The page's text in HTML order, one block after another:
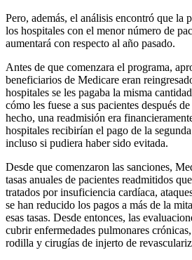
Pero, además, el análisis encontró que la
los hospitales con el menor número de
aumentará con respecto al año pasado.
Antes de que comenzara el programa,
beneficiarios de Medicare eran
hospitales se les pagaba la misma
cómo les fuese a sus pacientes después
hecho, una readmisión era
hospitales recibirían el pago de la
incluso si pudiera haber sido evitada.
Desde que comenzaron las sanciones,
tasas anuales de pacientes readmitidos
tratados por insuficiencia cardíaca,
se han reducido los pagos a más de la
esas tasas. Desde entonces, las
cubrir enfermedades pulmonares
rodilla y cirugías de injerto de